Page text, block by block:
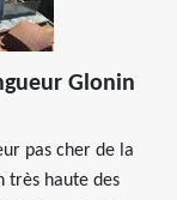
Glonin
pas cher de la
très haute des